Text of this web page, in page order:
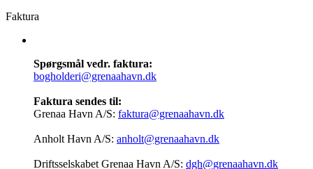
Faktura
Spørgsmål vedr. faktura:
bogholderi@grenaahavn.dk
Faktura sendes til:
Grenaa Havn A/S: faktura@grenaahavn.dk
Anholt Havn A/S: anholt@grenaahavn.dk
Driftsselskabet Grenaa Havn A/S: dgh@grenaahavn.dk